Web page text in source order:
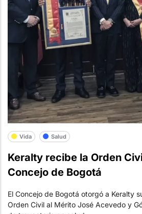
Vida Salud
Keralty recibe la Orden
Concejo de Bogotá
El Concejo de Bogotá otorgó a Keralty
Orden Civil al Mérito José Acevedo y